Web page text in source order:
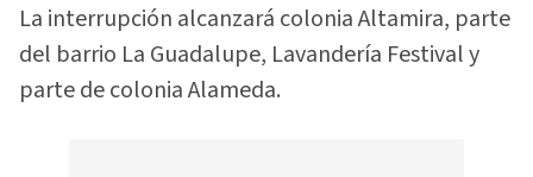
La interrupción alcanzará colonia Altamira, parte
del barrio La Guadalupe, Lavandería Festival y
parte de colonia Alameda.